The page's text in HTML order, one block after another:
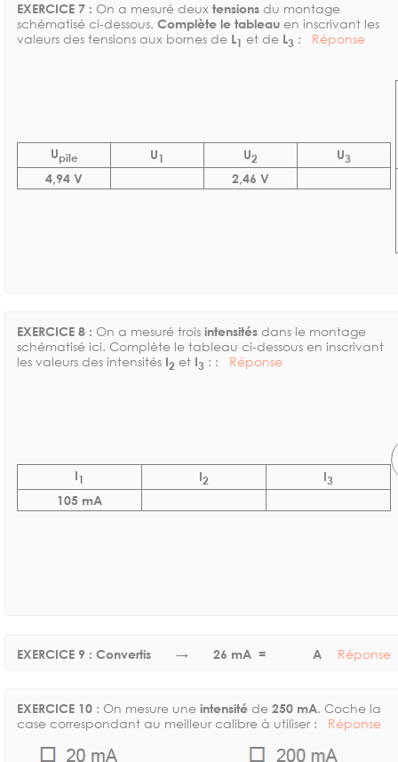
EXERCICE 7 : On a mesuré deux tensions du montage
schématisé ci-dessous. Complète le tableau en inscrivant les
valeurs des tensions aux bornes de L1 et de L3 : Réponse
Upile U1 U2 U3
4,94 V 2,46 V
EXERCICE 8 : On a mesuré trois intensités dans le montage
schématisé ici. Complète le tableau ci-dessous en inscrivant
les valeurs des intensités I2 et I3 : : Réponse
I1 I2 I3
105 mA
EXERCICE 9 : Convertis → 26 mA = A Réponse
EXERCICE 10 : On mesure une intensité de 250 mA. Coche la
case correspondant au meilleur calibre à utiliser : Réponse